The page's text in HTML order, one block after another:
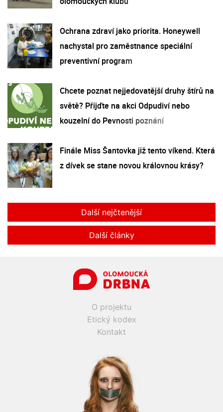
Ochrana zdraví jako priorita. Honeywell
nachystal pro zaměstnance speciální
preventivní program
Chcete poznat nejjedovatější druhy štírů na
světě? Přijďte na akci Odpudiví nebo
kouzelní do Pevnosti poznání
Finále Miss Šantovka již tento víkend. Která
z dívek se stane novou královnou krásy?
Další nejčtenější
Další články
O projektu
Etický kodex
Kontakt